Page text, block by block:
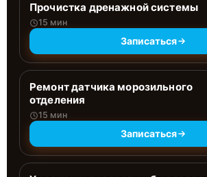
Прочистка дренажной системы
15 мин
Записаться
Ремонт датчика морозильного
отделения
15 мин
Записаться